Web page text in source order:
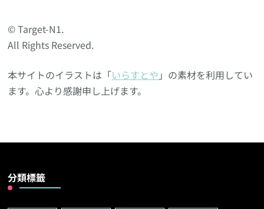
© Target-N1.
All Rights Reserved.
本サイトのイラストは「いらすとや 」の素材を利用してい
ます。心より感謝申し上げます。
分類標籤